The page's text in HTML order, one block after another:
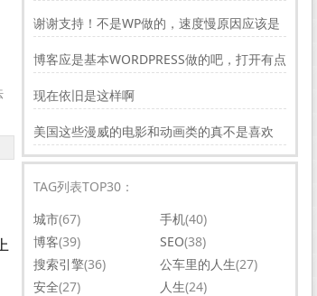
谢谢支持！不是WP做的，速度慢原因应该是
服务器线路问题。
博客应是基本WORDPRESS做的吧，打开有点
慢，可以优化一下。还有网站更新应多一点，
才会吸引更多相关的人去看。纯个人意见，谢
现在依旧是这样啊
美国这些漫威的电影和动画类的真不是喜欢
看，太没意思了
TAG列表TOP30：
城市(67) 手机(40)
博客(39) SEO(38)
搜索引擎(36) 公车里的人生(27)
安全(27) 人生(24)